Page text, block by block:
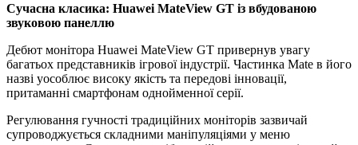
Сучасна класика: Huawei MateView GT із вбудованою
звуковою панеллю
Дебют монітора Huawei MateView GT привернув увагу
багатьох представників ігрової індустрії. Частинка Mate в його
назві уособлює високу якість та передові інновації,
притаманні смартфонам однойменної серії.
Регулювання гучності традиційних моніторів зазвичай
супроводжується складними маніпуляціями у меню